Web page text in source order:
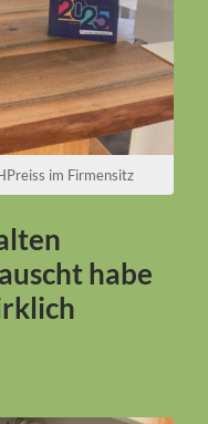
im Firmensitz
habe